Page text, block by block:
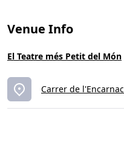
Venue Info
El Teatre més Petit del Món
Carrer de